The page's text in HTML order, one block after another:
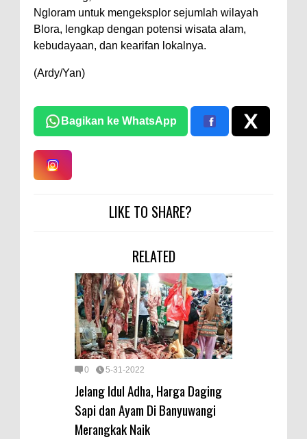
Ngloram untuk mengeksplor sejumlah wilayah
Blora, lengkap dengan potensi wisata alam,
kebudayaan, dan kearifan lokalnya.
(Ardy/Yan)
Bagikan ke WhatsApp
LIKE TO SHARE?
RELATED
0 5-31-2022
Jelang Idul Adha, Harga Daging
Sapi dan Ayam Di Banyuwangi
Merangkak Naik